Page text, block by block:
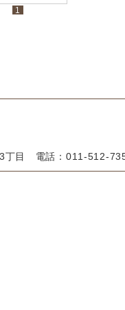
1
丁目 電話：011-512-